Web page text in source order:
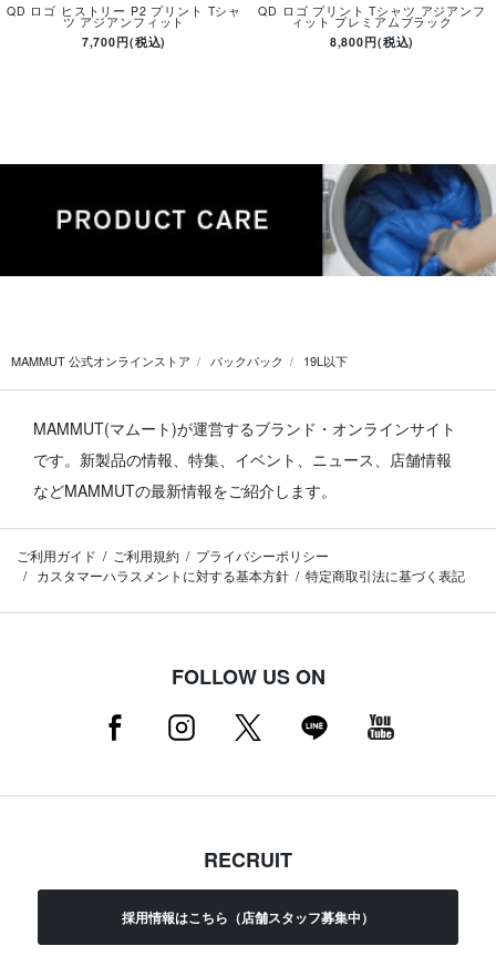
QD ロゴ ヒストリー P2 プリント Tシャ
ツ アジアンフィット
7,700円(税込)
QD ロゴ プリント Tシャツ アジアンフ
ィット プレミアムブラック
8,800円(税込)
MAMMUT 公式オンラインストア バックパック 19L以下
MAMMUT(マムート)が運営するブランド・オンラインサイト
です。 新製品の情報、特集、イベント、ニュース、店舗情報
などMAMMUTの最新情報をご紹介します。
ご利用ガイド ご利用規約
プライバシーポリシー
カスタマーハラスメントに対する基本方針
特定商取引法に基づく表記
FOLLOW US ON
RECRUIT
採用情報はこちら（店舗スタッフ募集中）